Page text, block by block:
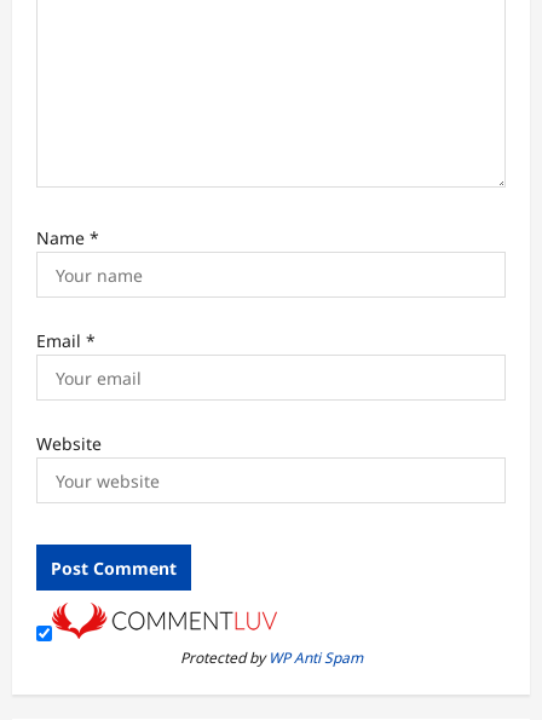
Name *
Email *
Website
Protected byWP Anti Spam